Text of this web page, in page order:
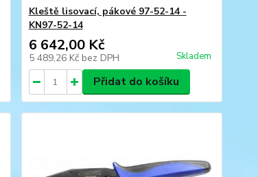
Kleště lisovací, pákové 97-52-14 -
KN97-52-14
6 642,00 Kč
5 489,26 Kč bez DPH Skladem
Přidat do košíku